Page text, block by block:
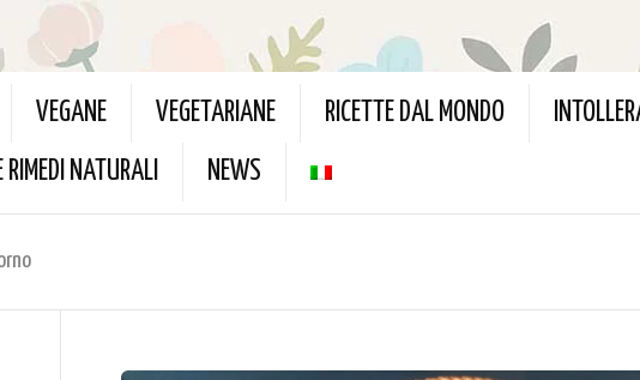
VEGANE VEGETARIANE RICETTE DAL MONDO
RIMEDI NATURALI NEWS